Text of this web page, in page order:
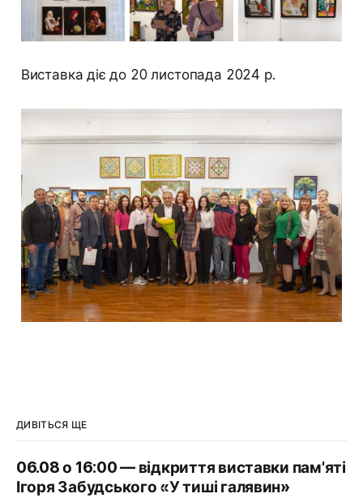
Виставка діє до 20 листопада 2024 р.
ДИВІТЬСЯ ЩЕ
06.08 о 16:00 — відкриття виставки пам'яті
Ігоря Забудського «У тиші галявин»